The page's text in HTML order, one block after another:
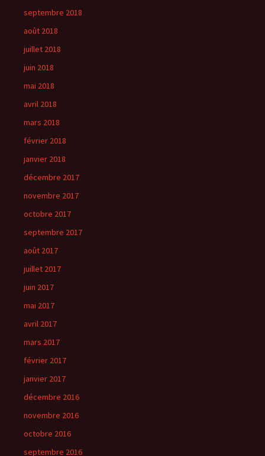
septembre 2018
août 2018
juillet 2018
juin 2018
mai 2018
avril 2018
mars 2018
février 2018
janvier 2018
décembre 2017
novembre 2017
octobre 2017
septembre 2017
août 2017
juillet 2017
juin 2017
mai 2017
avril 2017
mars 2017
février 2017
janvier 2017
décembre 2016
novembre 2016
octobre 2016
septembre 2016